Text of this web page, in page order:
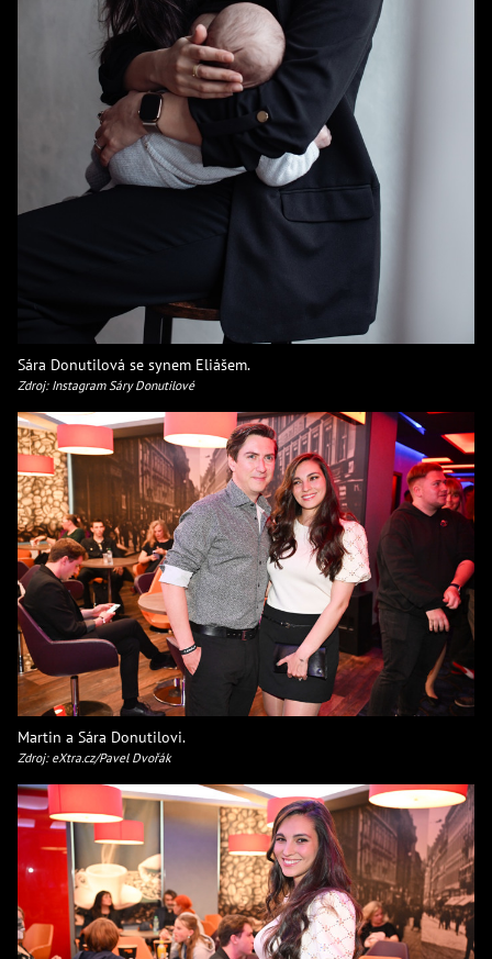
Sára Donutilová se synem Eliášem.
Zdroj: Instagram Sáry Donutilové
Martin a Sára Donutilovi.
Zdroj: eXtra.cz/Pavel Dvořák